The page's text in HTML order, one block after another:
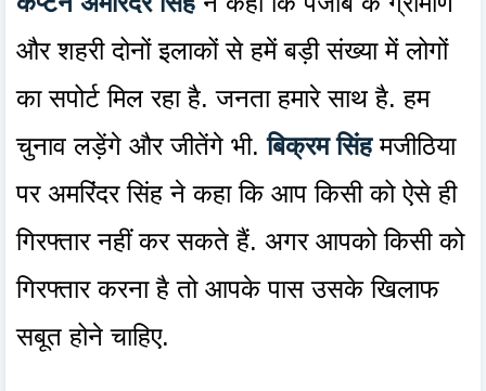
और शहरी दोनों इलाकों से हमें बड़ी संख्या में लोगों
का सपोर्ट मिल रहा है. जनता हमारे साथ है. हम
चुनाव लड़ेंगे और जीतेंगे भी.बिक्रम सिंहमजीठिया
पर अमरिंदर सिंह ने कहा कि आप किसी को ऐसे ही
गिरफ्तार नहीं कर सकते हैं. अगर आपको किसी को
गिरफ्तार करना है तो आपके पास उसके खिलाफ
सबूत होने चाहिए.